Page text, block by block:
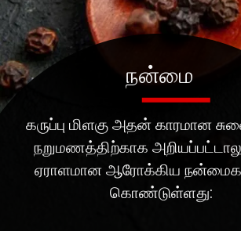
கருப்பு மிளகு அதன் காரமான
நறுமணத்திற்காக
ஏராளமான ஆரோக்கிய
நன்மை